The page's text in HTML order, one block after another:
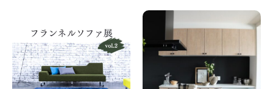
About us
for Business